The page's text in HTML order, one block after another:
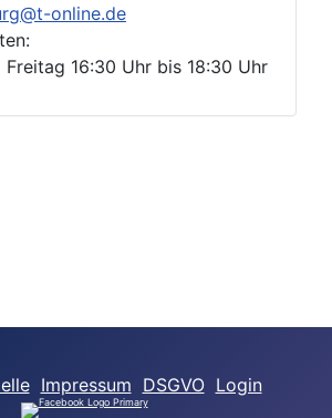
online.de
Freitag 16:30 Uhr bis 18:30 Uhr
Impressum DSGVO Login